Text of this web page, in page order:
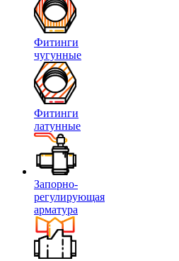
Фитинги
чугунные
Фитинги
латунные
Запорно-
регулирующая
арматура